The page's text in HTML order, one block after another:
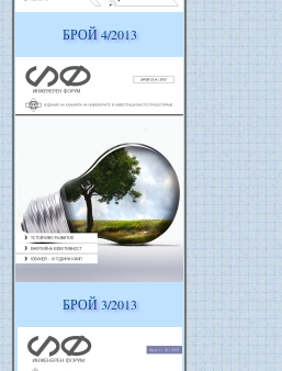
БРОЙ 4/2013
БРОЙ 3/2013